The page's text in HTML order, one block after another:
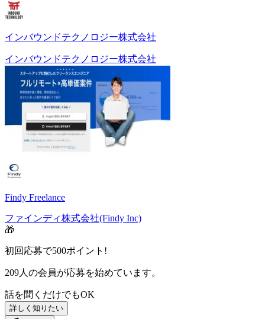
インバウンドテクノロジー株式会社
インバウンドテクノロジー株式会社
Findy Freelance
ファインディ株式会社(Findy Inc)
🎁
初回応募で500ポイント!
209人の会員が応募を始めています。
話を聞くだけでもOK
詳しく知りたい